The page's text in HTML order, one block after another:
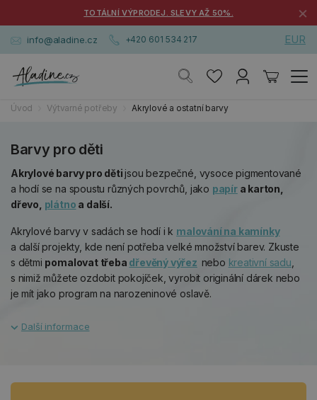
TOTÁLNÍ VÝPRODEJ. SLEVY AŽ 50%. ×
info@aladine.cz +420 601 534 217 EUR
Úvod Výtvarné potřeby Akrylové a ostatní barvy
Barvy pro děti
Akrylové barvy pro dětijsou bezpečné, vysoce pigmentované
a hodí se na spoustu různých povrchů, jako papíra karton,
dřevo, plátno a další.
Akrylové barvy v sadách se hodí i k malování na kamínky
a další projekty, kde není potřeba velké množství barev. Zkuste
s dětmi pomalovat třeba dřevěný výřez nebo kreativní sadu
s nimiž můžete ozdobit pokojíček, vyrobit originální dárek nebo
je mít jako program na narozeninové oslavě.